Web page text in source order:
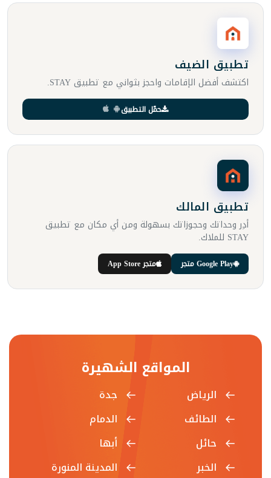
تطبيق الضيف
اكتشف أفضل الإقامات واحجز بثواني مع تطبيق STAY.
حمّل التطبيق
تطبيق المالك
أدِر وحداتك وحجوزاتك بسهولة ومن أي مكان مع تطبيق
STAY للملاك.
Google Play متجر متجر App Store
المواقع الشهيرة
الرياض
جدة
الطائف
الدمام
حائل
أبها
الخبر
المدينة المنورة